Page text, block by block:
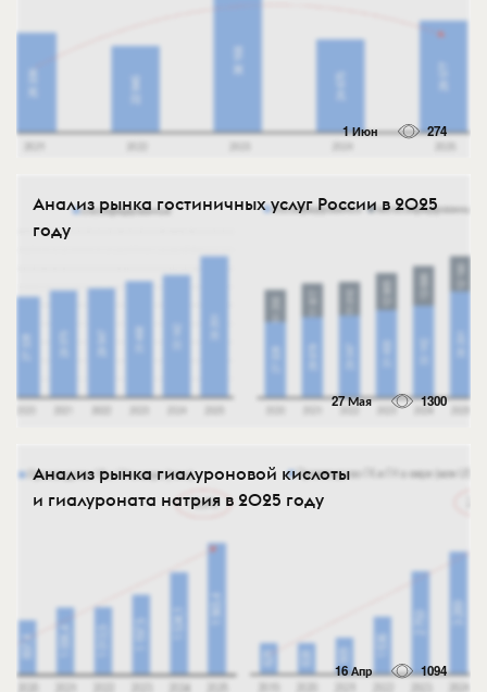
1 Июн 274
Анализ рынка гостиничных услуг России в 2025
году
27 Мая 1300
Анализ рынка гиалуроновой кислоты
и гиалуроната натрия в 2025 году
16 Апр 1094